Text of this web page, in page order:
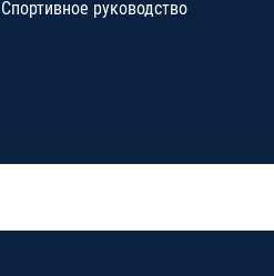
Спортивное руководство